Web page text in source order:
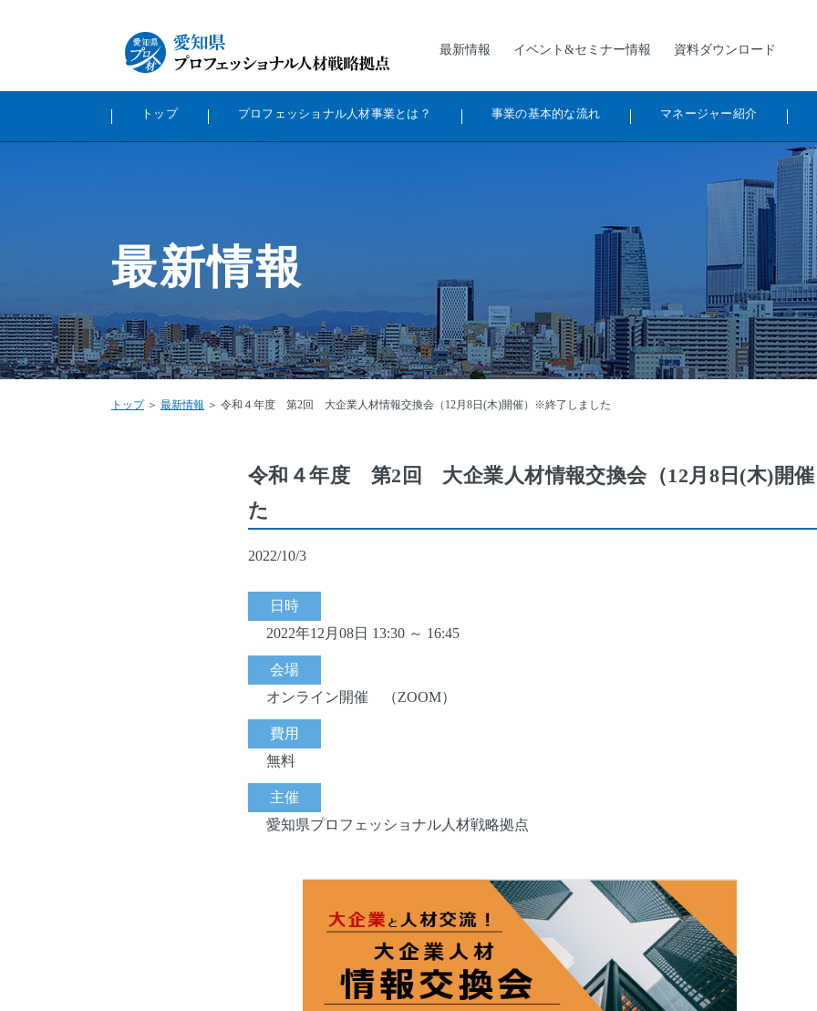
最新情報 イベント&セミナー情報 資料ダウンロード
トップ プロフェッショナル⼈材事業とは？ 事業の基本的な流れ マネージャー紹介
最新情報
トップ＞ 最新情報 ＞ 令和４年度 第2回 大企業人材情報交換会（12月8日(木)開催）※終了しました
令和４年度 第2回 大企業人材情報交換会（12月8日(木)開
た
2022/10/3
日時
2022年12月08日 13:30 ～ 16:45
会場
オンライン開催 （ZOOM）
費用
無料
主催
愛知県プロフェッショナル人材戦略拠点